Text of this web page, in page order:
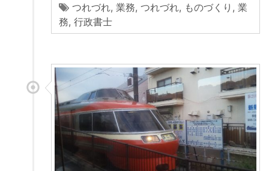
つれづれ, 業務, つれづれ, ものづくり , 業
務, 行政書士